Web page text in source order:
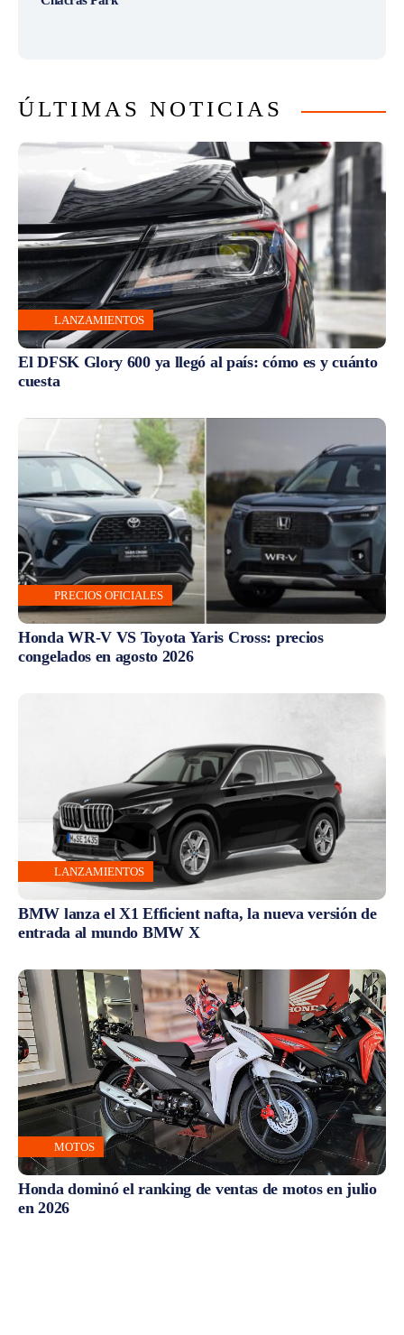
ÚLTIMAS NOTICIAS
LANZAMIENTOS
El DFSK Glory 600 ya llegó al país: cómo es y cuánto
cuesta
PRECIOS OFICIALES
Honda WR-V VS Toyota Yaris Cross: precios
congelados en agosto 2026
LANZAMIENTOS
BMW lanza el X1 Efficient nafta, la nueva versión de
entrada al mundo BMW X
MOTOS
Honda dominó el ranking de ventas de motos en julio
en 2026